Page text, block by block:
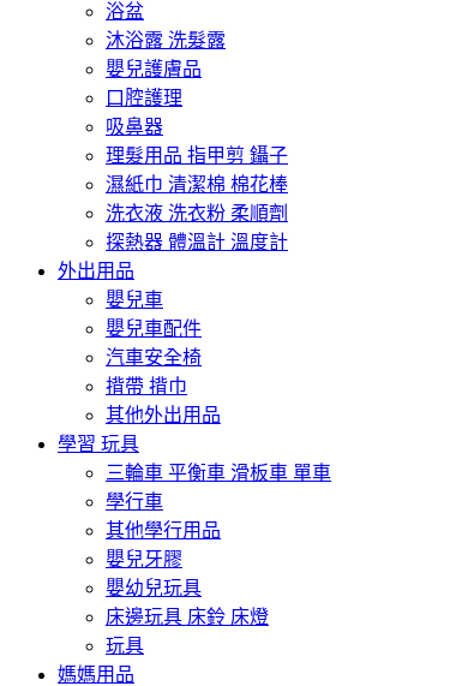
浴盆
沐浴露 洗髮露
嬰兒護膚品
口腔護理
吸鼻器
理髮用品 指甲剪 鑷子
濕紙巾 清潔棉 棉花棒
洗衣液 洗衣粉 柔順劑
探熱器 體溫計 溫度計
外出用品
嬰兒車
嬰兒車配件
汽車安全椅
揹帶 揹巾
其他外出用品
學習 玩具
三輪車 平衡車 滑板車 單車
學行車
其他學行用品
嬰兒牙膠
嬰幼兒玩具
床邊玩具 床鈴 床燈
玩具
媽媽用品